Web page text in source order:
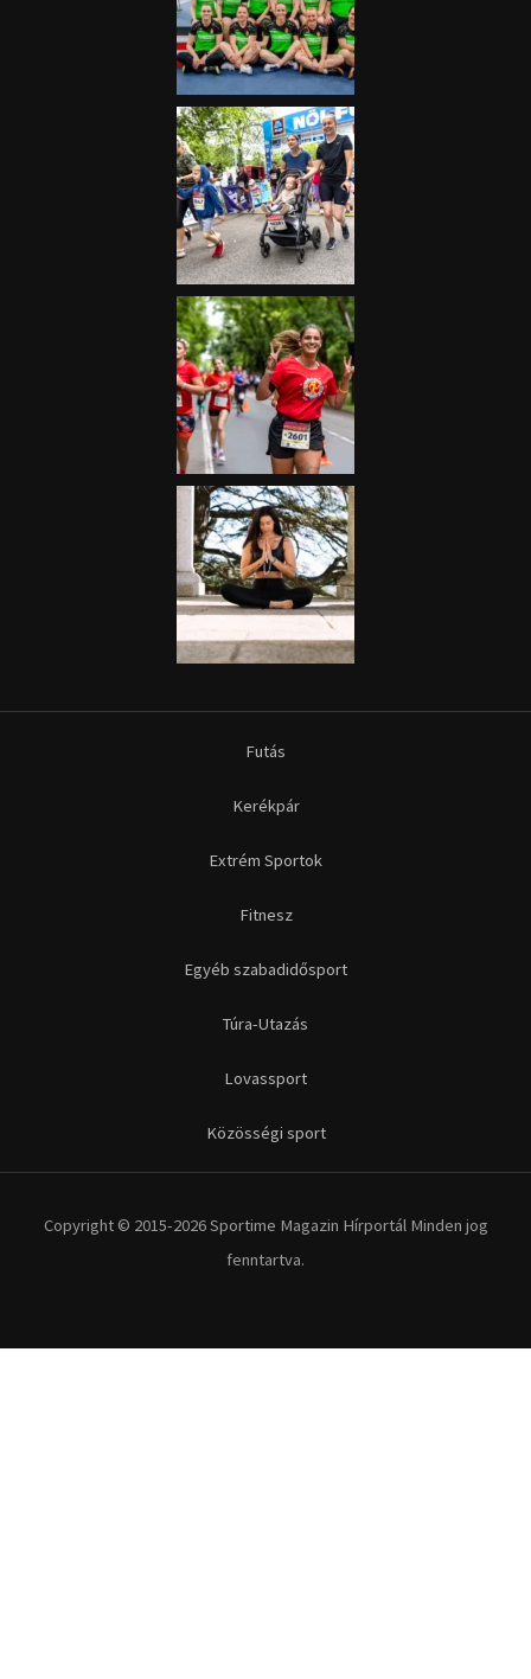
Futás
Kerékpár
Extrém Sportok
Fitnesz
Egyéb szabadidősport
Túra-Utazás
Lovassport
Közösségi sport
Copyright © 2015-2026 Sportime Magazin Hírportál Minden jog
fenntartva.